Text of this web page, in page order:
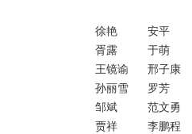
徐艳 安平
胥露
于萌
王镜谕
邢子康
孙丽雪
罗芳
邹斌
范文勇
贾祥
李鹏程